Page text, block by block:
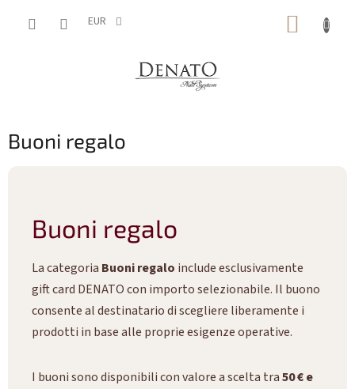
EUR
Buoni regalo
Buoni regalo
La categoria Buoni regalo include esclusivamente
gift card DENATO con importo selezionabile. Il buono
consente al destinatario di scegliere liberamente i
prodotti in base alle proprie esigenze operative.
I buoni sono disponibili con valore a scelta tra50 € e